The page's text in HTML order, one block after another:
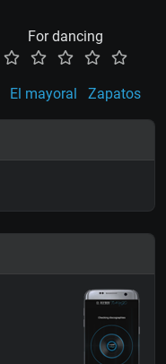
For dancing
El mayoral Zapatos